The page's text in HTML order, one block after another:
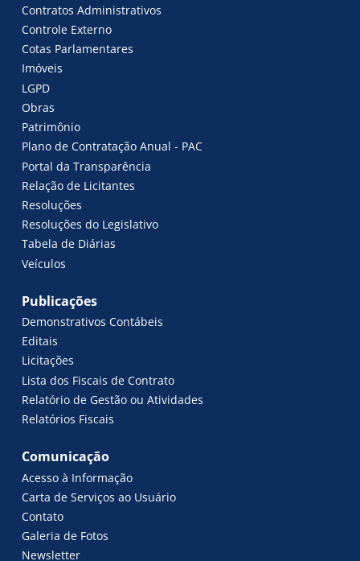
Contratos Administrativos
Controle Externo
Cotas Parlamentares
Imóveis
LGPD
Obras
Patrimônio
Plano de Contratação Anual - PAC
Portal da Transparência
Relação de Licitantes
Resoluções
Resoluções do Legislativo
Tabela de Diárias
Veículos
Publicações
Demonstrativos Contábeis
Editais
Licitações
Lista dos Fiscais de Contrato
Relatório de Gestão ou Atividades
Relatórios Fiscais
Comunicação
Acesso à Informação
Carta de Serviços ao Usuário
Contato
Galeria de Fotos
Newsletter